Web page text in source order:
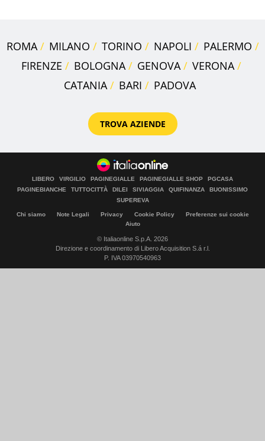
ROMA MILANO TORINO NAPOLI
PALERMO
FIRENZE
BOLOGNA GENOVA
VERONA
CATANIA
BARI PADOVA
TROVA AZIENDE
LIBERO VIRGILIO PAGINEGIALLE PAGINEGIALLE SHOP
PGCASA
PAGINEBIANCHE
TUTTOCITTÀ DILEI SIVIAGGIA QUIFINANZA
BUONISSIMO
SUPEREVA
Chi siamo Note Legali Privacy Cookie Policy
Preferenze sui cookie
Aiuto
© Italiaonline S.p.A. 2026
Direzione e coordinamento di Libero Acquisition S.á r.l.
P. IVA 03970540963